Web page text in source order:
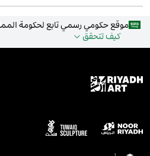
موقع حكومي رسمي تابع لحكومة
كيف تتحقق